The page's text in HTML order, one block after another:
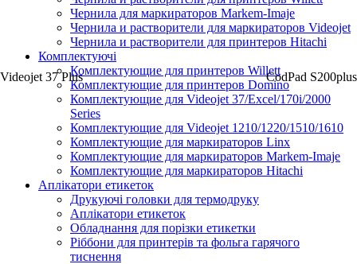
Чернила для маркираторов Markem-Imaje
Чернила и растворители для маркираторов Videojet
Чернила и растворители для принтеров Hitachi
Комплектуючі
Комплектующие для принтеров Willett
Комплектующие для принтеров Domino
Комплектующие для Videojet 37/Excel/170i/2000
Series
Комплектующие для Videojet 1210/1220/1510/1610
Комплектующие для маркираторов Linx
Комплектующие для маркираторов Markem-Imaje
Комплектующие для маркираторов Hitachi
Аплікатори етикеток
Друкуючі головки для термодруку
Аплікатори етикеток
Обладнання для порізки етикетки
Ріббони для принтерів та фольга гарячого
тиснення
Videojet 37 Plus CodPad S200plus